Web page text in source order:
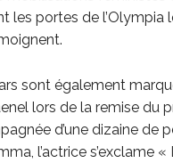
les portes de l’Olympia
sont également
lors de la remise du
d’une dizaine de
l’actrice s’exclame «